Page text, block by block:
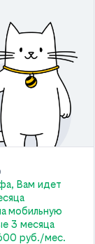
Вам идет
мобильную
3 месяца
руб./мес.